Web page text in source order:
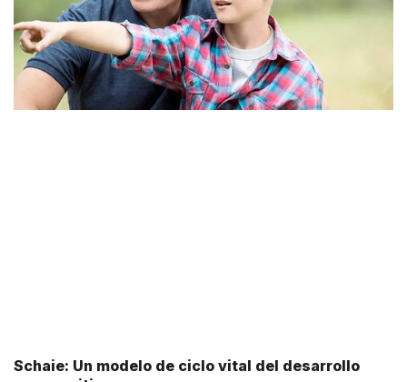
Schaie: Un modelo de ciclo vital del desarrollo